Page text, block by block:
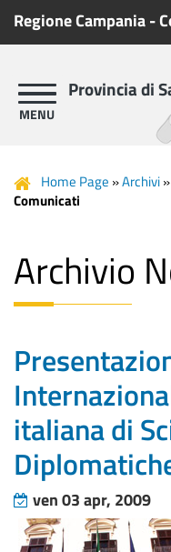
Regione Campania-
Provincia di
Home Page »Archivi»
Comunicati
Archivio
italiana di
ven 03 apr, 2009